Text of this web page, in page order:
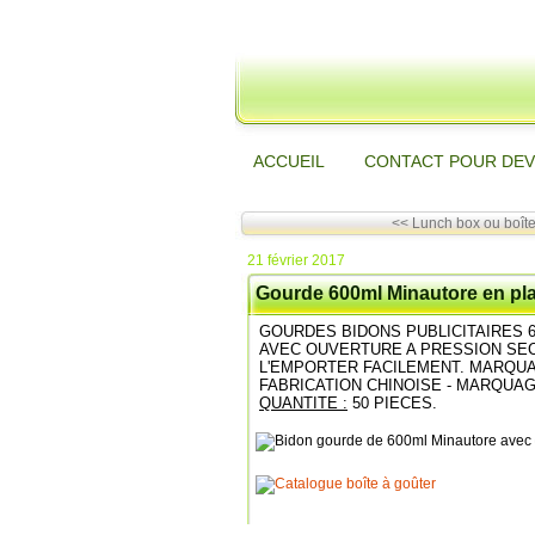
ACCUEIL CONTACT POUR
<< Lunch box ou
21 février 2017
Gourde 600ml Minautore en
GOURDES BIDONS PUBLICITAIRES
AVEC OUVERTURE A PRESSION
L'EMPORTER FACILEMENT.
FABRICATION CHINOISE -
QUANTITE : 50 PIECES.